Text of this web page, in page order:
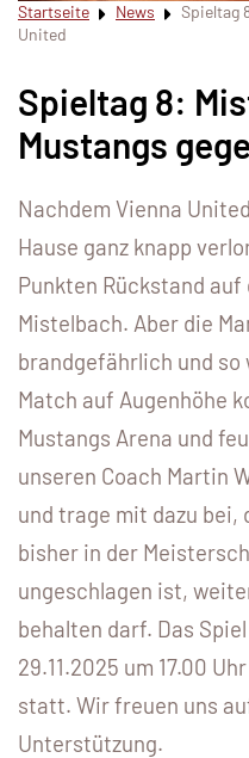
Startseite News
Spieltag
United
Spieltag 8:
Mustangs
Nachdem Vienna
Hause ganz knapp
Punkten Rückstand auf
Mistelbach. Aber die
brandgefährlich und so
Match auf Augenhöhe
Mustangs Arena und
unseren Coach Martin
und trage mit dazu bei,
bisher in der
ungeschlagen ist,
behalten darf. Das
29.11.2025 um 17.00
statt. Wir freuen uns
Unterstützung.